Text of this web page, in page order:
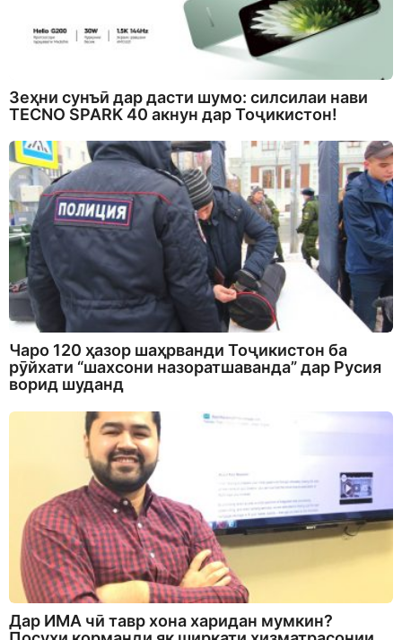
Зеҳни сунъӣ дар дасти шумо: силсилаи нави
TECNO SPARK 40 акнун дар Тоҷикистон!
Чаро 120 ҳазор шаҳрванди Тоҷикистон ба
рӯйхати “шахсони назоратшаванда” дар Русия
ворид шуданд
Дар ИМА чӣ тавр хона харидан мумкин?